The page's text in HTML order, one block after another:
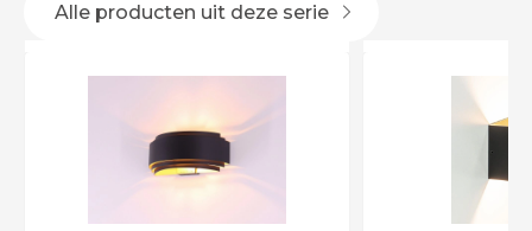
Alle producten uit deze serie